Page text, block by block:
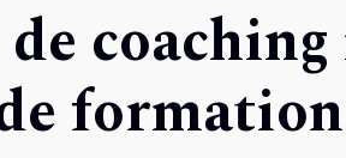
formation